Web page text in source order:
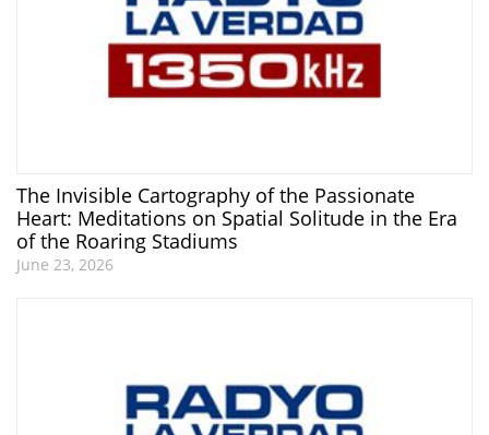
The Invisible Cartography of the Passionate
Heart: Meditations on Spatial Solitude in the Era
of the Roaring Stadiums
June 23, 2026